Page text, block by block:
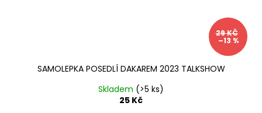
29 KČ
–13 %
SAMOLEPKA POSEDLÍ DAKAREM 2023 TALKSHOW
Skladem (>5 ks)
25 Kč